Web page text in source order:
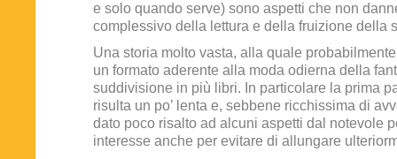
e solo quando serve) sono aspetti che non
complessivo della lettura e della fruizione della
Una storia molto vasta, alla quale
un formato aderente alla moda odierna della
suddivisione in più libri. In particolare la prima
risulta un po’ lenta e, sebbene ricchissima di
dato poco risalto ad alcuni aspetti dal notevole
interesse anche per evitare di allungare